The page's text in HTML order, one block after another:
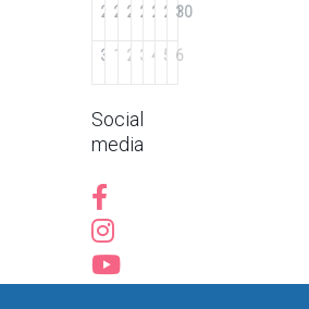
24252627282930
311 2 3 4 5 6
Social
media